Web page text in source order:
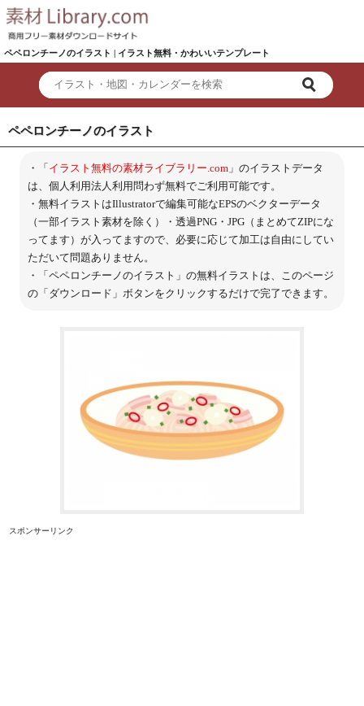
ペペロンチーノのイラスト | イラスト無料・かわいいテンプレート
ペペロンチーノのイラスト
・「イラスト無料の素材ライブラリー.com」のイラストデータ
は、個人利用法人利用問わず無料でご利用可能です。
・無料イラストはIllustratorで編集可能なEPSのベクターデータ
（一部イラスト素材を除く）・透過PNG・JPG（まとめてZIPにな
ってます）が入ってますので、必要に応じて加工は自由にしてい
ただいて問題ありません。
・「ペペロンチーノのイラスト」の無料イラストは、このページ
の「ダウンロード」ボタンをクリックするだけで完了できます。
スポンサーリンク